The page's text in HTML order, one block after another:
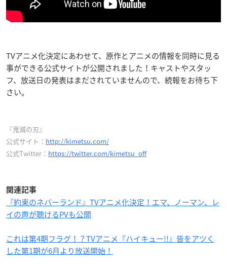
TVアニメ化決定にあわせて、原作とアニメの情報を同時に見る
事ができる公式サイトが公開されました！キャストやスタッ
フ、放送日の発表はまだされていませんので、続報をお待ち下
さい。
『鬼滅の刃』
公式サイト： http://kimetsu.com/
公式Twitter： https://twitter.com/kimetsu_off
関連記事
『約束のネバーランド』TVアニメ化決定！エマ、ノーマン、レ
イの声が聴けるPVも公開
これは第4期フラグ！？TVアニメ『ハイキュー!!』皆をアツく
した第1期が6月より放送開始！